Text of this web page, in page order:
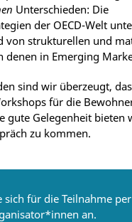
Unterschieden: Die
der OECD-Welt
von strukturellen und
denen in Emerging
sind wir überzeugt,
für die
gute Gelegenheit bieten
zu kommen.
sich für die Teilnahme
an.